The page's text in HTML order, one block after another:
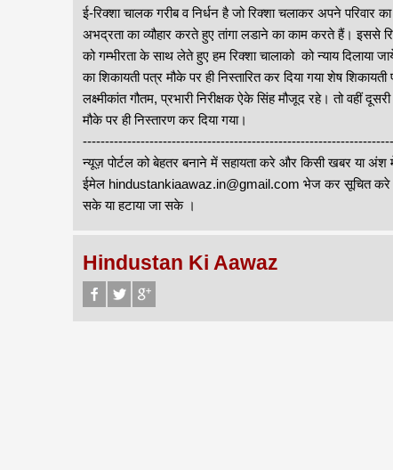
ई-रिक्शा चालक गरीब व निर्धन है जो रिक्शा चलाकर अपने
अभद्रता का व्यौहार करते हुए तांगा लडाने का काम करते हैं। इससे
को गम्भीरता के साथ लेते हुए हम रिक्शा चालाको को न्याय
का शिकायती पत्र मौके पर ही निस्तारित कर दिया गया शेष
लक्ष्मीकांत गौतम, प्रभारी निरीक्षक ऐके सिंह मौजूद रहे। तो वहीं
मौके पर ही निस्तारण कर दिया गया।
न्यूज़ पोर्टल को बेहतर बनाने में सहायता करे और किसी खबर या अंश
ईमेल hindustankiaawaz.in@gmail.com भेज कर सूचित करे
सके या हटाया जा सके ।
Hindustan Ki Aawaz